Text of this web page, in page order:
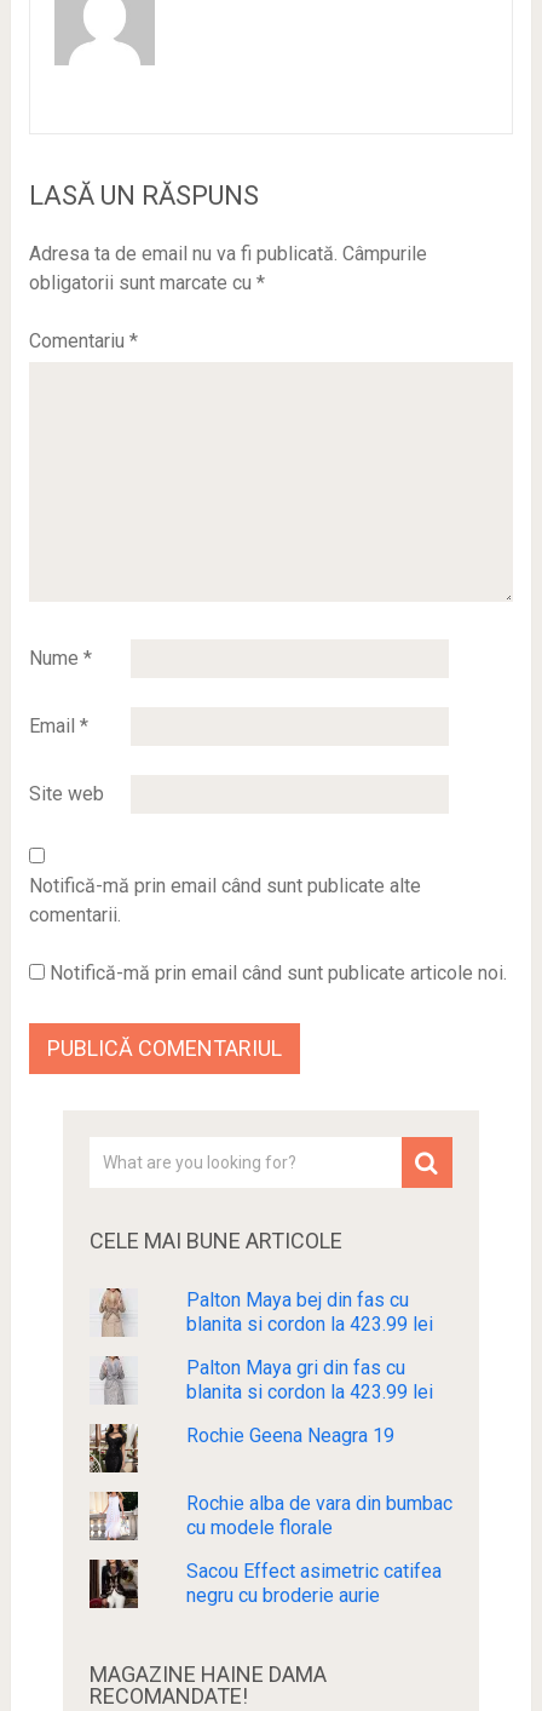
LASĂ UN RĂSPUNS
Adresa ta de email nu va fi publicată. Câmpurile
obligatorii sunt marcate cu *
Comentariu *
Nume *
Email *
Site web
Notifică-mă prin email când sunt publicate alte
comentarii.
Notifică-mă prin email când sunt publicate articole noi.
CELE MAI BUNE ARTICOLE
Palton Maya bej din fas cu
blanita si cordon la 423.99 lei
Palton Maya gri din fas cu
blanita si cordon la 423.99 lei
Rochie Geena Neagra 19
Rochie alba de vara din bumbac
cu modele florale
Sacou Effect asimetric catifea
negru cu broderie aurie
MAGAZINE HAINE DAMA
RECOMANDATE!